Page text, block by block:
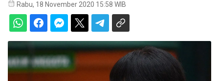
Rabu, 18 November 2020 15:58 WIB